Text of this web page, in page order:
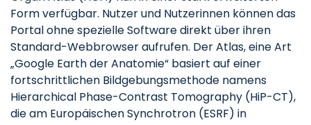
Form verfügbar. Nutzer und Nutzerinnen können das
Portal ohne spezielle Software direkt über ihren
Standard-Webbrowser aufrufen. Der Atlas, eine Art
„Google Earth der Anatomie“ basiert auf einer
fortschrittlichen Bildgebungsmethode namens
Hierarchical Phase-Contrast Tomography (HiP-CT),
die am Europäischen Synchrotron (ESRF) in